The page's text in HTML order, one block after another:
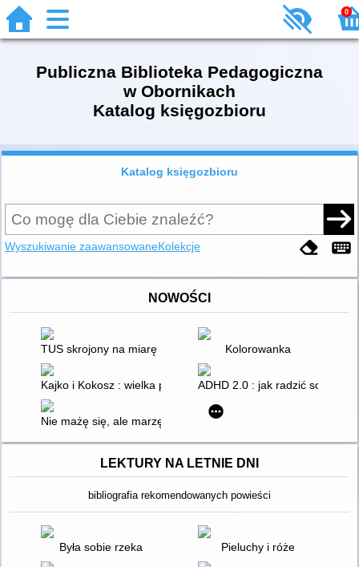
0
Publiczna Biblioteka Pedagogiczna
w Obornikach
Katalog księgozbioru
Katalog księgozbioru
Wyszukiwanie zaawansowaneKolekcje
NOWOŚCI
TUS skrojony na miarę : jak planować i realizować trening
Kolorowanka
Kajko i Kokosz : wielka przygodaADHD 2.0 : jak radzić sobie z
Nie mażę się, ale marzę o... : rodzice dzieci
LEKTURY NA LETNIE DNI
bibliografia rekomendowanych powieści
Była sobie rzeka Pieluchy i róże